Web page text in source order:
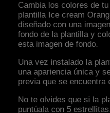
Cambia los colores de
plantilla Ice cream
diseñado con una
fondo de la plantilla y
esta imagen de fondo.
Una vez instalado la
una apariencia única y
previa que se encuentra
No te olvides que si la
puntúala con 5 estrellitas.